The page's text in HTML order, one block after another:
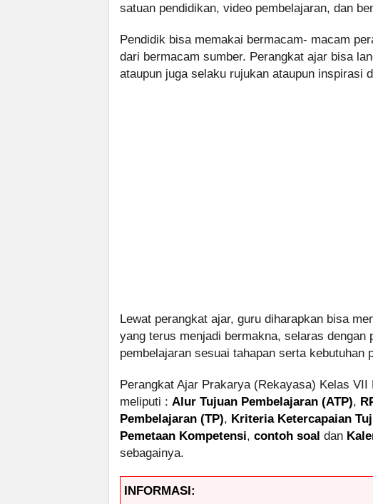
satuan pendidikan, video pembelajaran, dan
Pendidik bisa memakai bermacam- macam
dari bermacam sumber. Perangkat ajar bisa
ataupun juga selaku rujukan ataupun inspirasi
Lewat perangkat ajar, guru diharapkan bisa
yang terus menjadi bermakna, selaras dengan
pembelajaran sesuai tahapan serta kebutuhan
Perangkat Ajar Prakarya (Rekayasa) Kelas
meliputi : Alur Tujuan Pembelajaran (ATP),
Pembelajaran (TP), Kriteria Ketercapaian
Pemetaan Kompetensi, contoh soal dan
sebagainya.
INFORMASI: